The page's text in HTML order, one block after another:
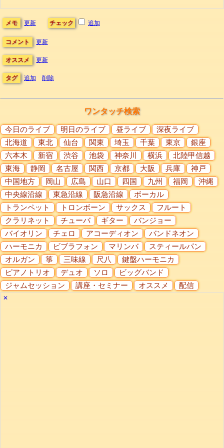
メモ 更新 チェック 追加
コメント 更新
オススメ 更新
タグ 追加 削除
ワンタッチ検索
今日のライブ 明日のライブ 昼ライブ
深夜ライブ
北海道
東北 仙台 関東 埼玉 千葉 東京
銀座
六本木
新宿 渋谷 池袋 神奈川 横浜
北陸甲信越
東海
静岡 名古屋 関西 京都 大阪 兵庫
神戸
中国地方
岡山 広島 山口 四国 九州 福岡
沖縄
中央線沿線
東急沿線 阪急沿線
ボーカル
トランペット
トロンボーン サックス
フルート
クラリネット
チューバ ギター
バンジョー
バイオリン
チェロ アコーディオン
バンドネオン
ハーモニカ
ビブラフォン マリンバ
スティールパン
オルガン
箏 三味線 尺八
鍵盤ハーモニカ
ピアノトリオ
デュオ ソロ
ビッグバンド
ジャムセッション
講座・セミナー オススメ 配信
✕